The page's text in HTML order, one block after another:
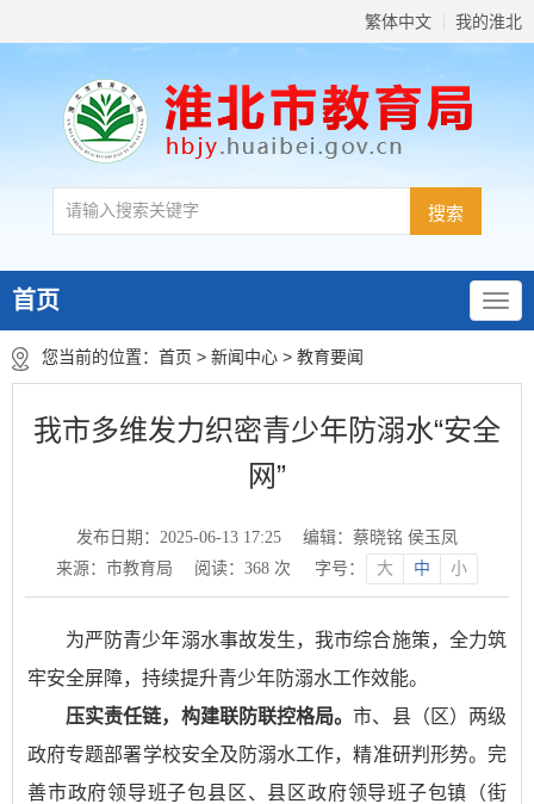
繁体中文 我的淮北
首页
您当前的位置： 首页 > 新闻中心 > 教育要闻
我市多维发力织密青少年防溺水“安全
网”
发布日期：2025-06-13 17:25
编辑：蔡晓铭 侯玉凤
来源：市教育局
阅读： 368 次 字号： 大 中 小
为严防青少年溺水事故发生，我市综合施策，全力筑
牢安全屏障，持续提升青少年防溺水工作效能。
压实责任链，构建联防联控格局。市、县（区）两级
政府专题部署学校安全及防溺水工作，精准研判形势。完
善市政府领导班子包县区、县区政府领导班子包镇（街